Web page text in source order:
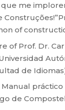
que me
of
of Prof. Dr.
de
de